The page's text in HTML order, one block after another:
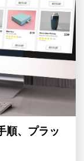
順、プラッ